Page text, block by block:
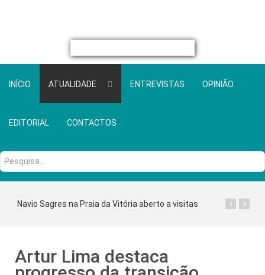
INÍCIO ATUALIDADE ENTREVISTAS OPINIÃO
EDITORIAL CONTACTOS
Pesquisa...
Navio Sagres na Praia da Vitória aberto a visitas ›
‹
Artur Lima destaca